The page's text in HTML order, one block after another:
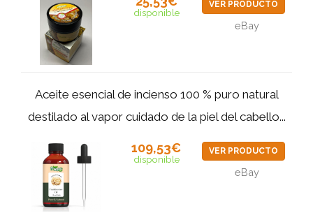
disponible
VER PRODUCTO
eBay
Aceite esencial de incienso 100 % puro natural
destilado al vapor cuidado de la piel del cabello...
109,53€
disponible
VER PRODUCTO
eBay